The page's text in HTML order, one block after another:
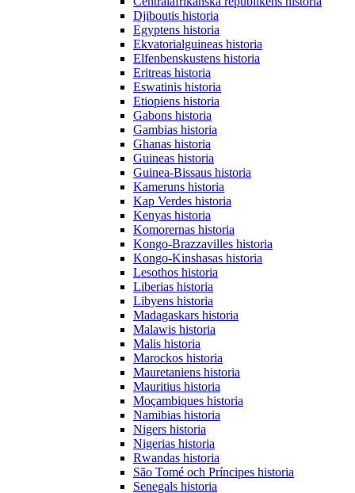
Djiboutis historia
Egyptens historia
Ekvatorialguineas historia
Elfenbenskustens historia
Eritreas historia
Eswatinis historia
Etiopiens historia
Gabons historia
Gambias historia
Ghanas historia
Guineas historia
Guinea-Bissaus historia
Kameruns historia
Kap Verdes historia
Kenyas historia
Komorernas historia
Kongo-Brazzavilles historia
Kongo-Kinshasas historia
Lesothos historia
Liberias historia
Libyens historia
Madagaskars historia
Malawis historia
Malis historia
Marockos historia
Mauretaniens historia
Mauritius historia
Moçambiques historia
Namibias historia
Nigers historia
Nigerias historia
Rwandas historia
São Tomé och Príncipes historia
Senegals historia